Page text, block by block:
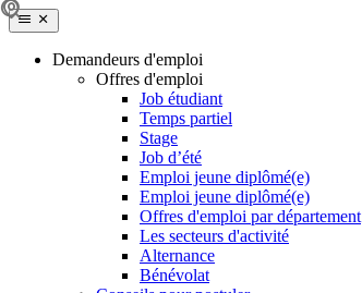
Demandeurs d'emploi
Offres d'emploi
Job étudiant
Temps partiel
Stage
Job d’été
Emploi jeune diplômé(e)
Emploi jeune diplômé(e)
Offres d'emploi par département
Les secteurs d'activité
Alternance
Bénévolat